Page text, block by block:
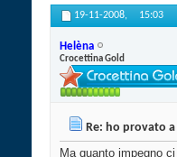
19-11-2008, 15:03
Helèna
Crocettina Gold
Re: ho provato
Ma quanto impegno